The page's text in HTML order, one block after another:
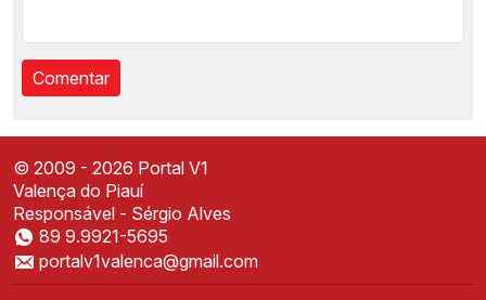
Instale o Portal V1
Acesse mais rápido direto da sua tela inicial
© 2009 - 2026 Portal V1
Valença do Piauí
Responsável - Sérgio Alves
89 9.9921-5695
portalv1valenca@gmail.com